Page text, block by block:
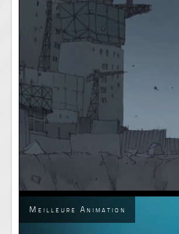
Meilleure Animation